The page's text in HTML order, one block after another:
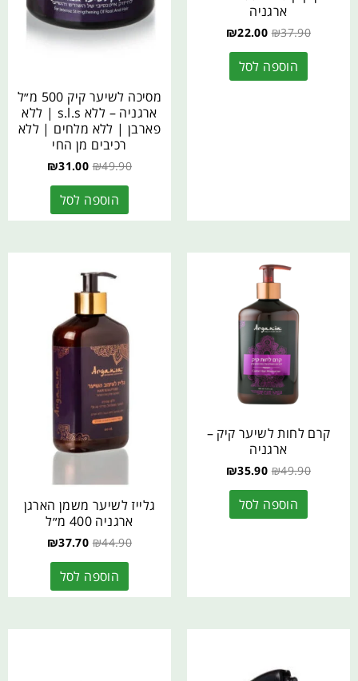
ארגניה
₪37.90
₪22.00
הוספה לסל
מסיכה לשיער קיק 500 מ״ל
ארגניה – ללא s.l.s | ללא
פארבן | ללא מלחים | ללא
רכיבים מן החי
₪49.90
₪31.00
הוספה לסל
קרם לחות לשיער קיק –
ארגניה
₪49.90
₪35.90
הוספה לסל
גלייז לשיער משמן הארגן
ארגניה 400 מ״ל
₪44.90
₪37.70
הוספה לסל